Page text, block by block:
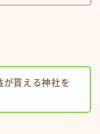
が貰える神社を